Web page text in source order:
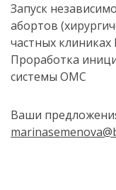
Запуск
абортов
частных клиниках
Проработка
системы ОМС
Ваши